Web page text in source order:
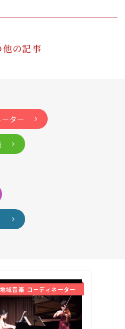
他の記事
ター
地域音楽 コーディネーター